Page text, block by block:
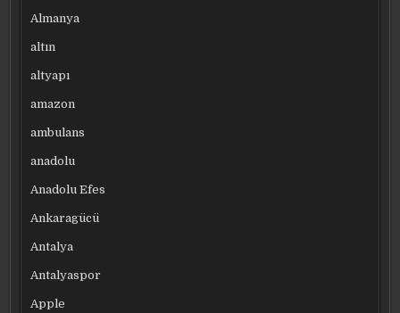
Almanya
altın
altyapı
amazon
ambulans
anadolu
Anadolu Efes
Ankaragücü
Antalya
Antalyaspor
Apple